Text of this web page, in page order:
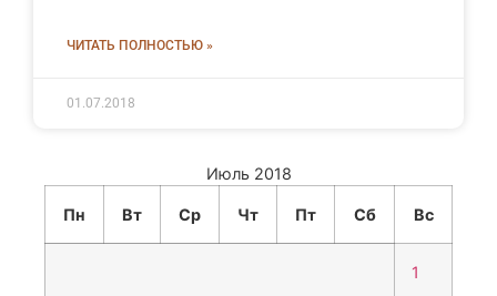
ЧИТАТЬ ПОЛНОСТЬЮ »
01.07.2018
Июль 2018
Пн Вт Ср Чт Пт Сб Вс
1